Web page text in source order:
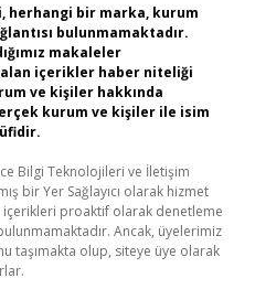
herhangi bir marka, kurum
bulunmamaktadır.
makaleler
alan içerikler haber niteliği
ve kişiler hakkında
kurum ve kişiler ile isim
Bilgi Teknolojileri ve İletişim
bir Yer Sağlayıcı olarak hizmet
proaktif olarak denetleme
Ancak, üyelerimiz
taşımakta olup, siteye üye olarak